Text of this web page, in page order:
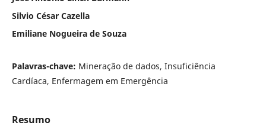
Silvio César Cazella
Emiliane Nogueira de Souza
Palavras-chave: Mineração de dados, Insuficiência
Cardíaca, Enfermagem em Emergência
Resumo